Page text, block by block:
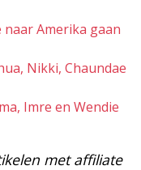
Amerika gaan
Nikki, Chaundae
Imre en Wendie
met affiliate